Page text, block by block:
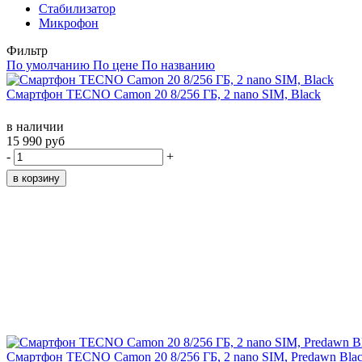
Стабилизатор
Микрофон
Фильтр
По умолчанию По цене По названию
Смартфон TECNO Camon 20 8/256 ГБ, 2 nano SIM, Black
в наличии
15 990 руб
-
+
Смартфон TECNO Camon 20 8/256 ГБ, 2 nano SIM, Predawn